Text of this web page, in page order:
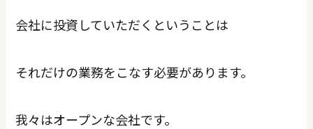
会社に投資していただくということは
それだけの業務をこなす必要があります。
我々はオープンな会社です。